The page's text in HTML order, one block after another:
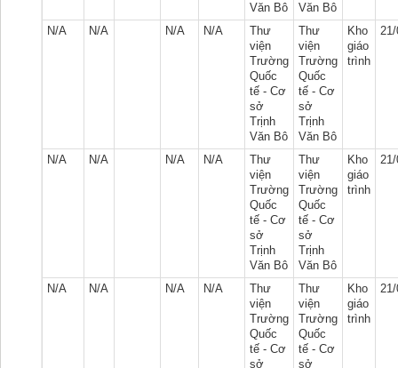
Văn Bô
Văn Bô
N/A N/A N/A N/A
Thư
viện
Trường
Quốc
tế - Cơ
sở
Trịnh
Văn Bô
Thư
viện
Trường
Quốc
tế - Cơ
sở
Trịnh
Văn Bô
Kho
giáo
trình
N/A N/A N/A N/A
Thư
viện
Trường
Quốc
tế - Cơ
sở
Trịnh
Văn Bô
Thư
viện
Trường
Quốc
tế - Cơ
sở
Trịnh
Văn Bô
Kho
giáo
trình
N/A N/A N/A N/A
Thư
viện
Trường
Quốc
tế - Cơ
sở
Thư
viện
Trường
Quốc
tế - Cơ
sở
Kho
giáo
trình